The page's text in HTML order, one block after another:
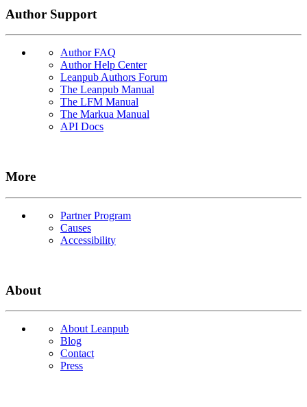
Author Support
Author FAQ
Author Help Center
Leanpub Authors Forum
The Leanpub Manual
The LFM Manual
The Markua Manual
API Docs
More
Partner Program
Causes
Accessibility
About
About Leanpub
Blog
Contact
Press